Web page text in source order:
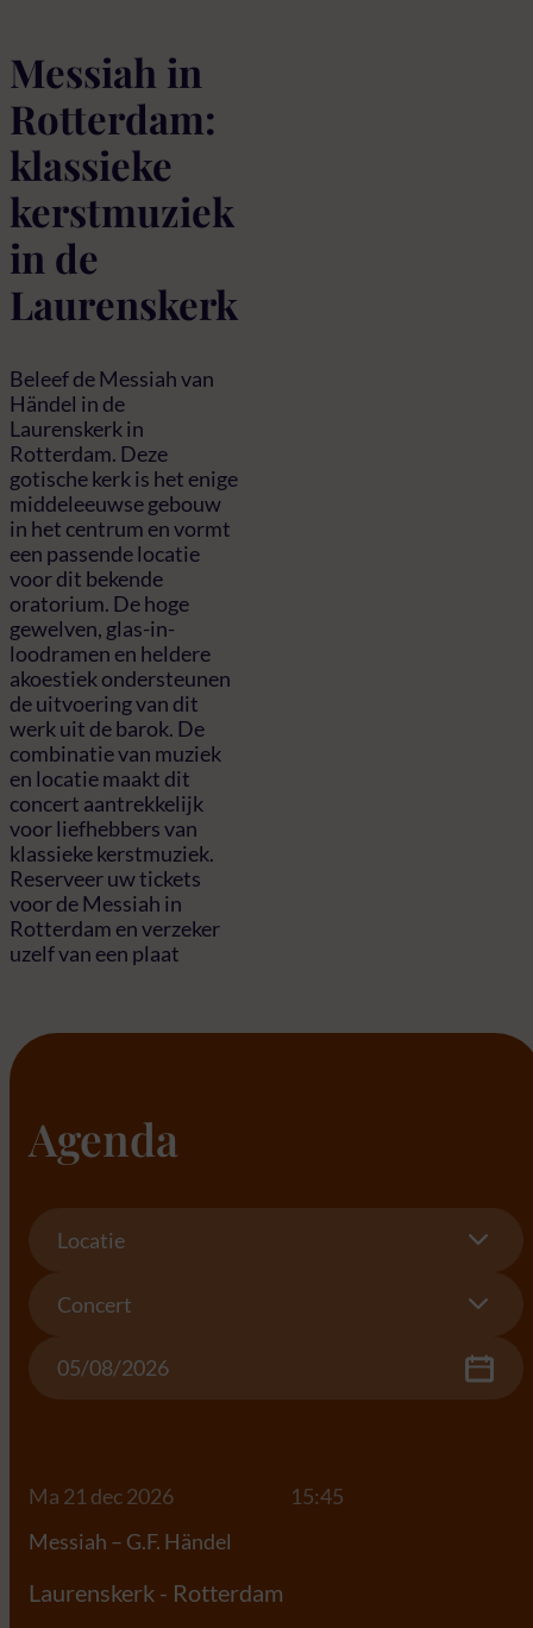
Messiah in
Rotterdam:
klassieke
kerstmuziek
in de
Laurenskerk
Beleef de Messiah van
Händel in de
Laurenskerk in
Rotterdam. Deze
gotische kerk is het enige
middeleeuwse gebouw
in het centrum en vormt
een passende locatie
voor dit bekende
oratorium. De hoge
gewelven, glas-in-
loodramen en heldere
akoestiek ondersteunen
de uitvoering van dit
werk uit de barok. De
combinatie van muziek
en locatie maakt dit
concert aantrekkelijk
voor liefhebbers van
klassieke kerstmuziek.
Reserveer uw tickets
voor de Messiah in
Rotterdam en verzeker
uzelf van een plaat
Agenda
Locatie
Concert
Ma 21 dec 2026
15:45
Messiah – G.F. Händel
Laurenskerk - Rotterdam